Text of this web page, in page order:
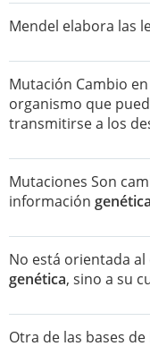
Mendel elabora las
Mutación Cambio
organismo que
transmitirse a los
Mutaciones Son
información genética
No está orientada
genética, sino a su
Otra de las bases